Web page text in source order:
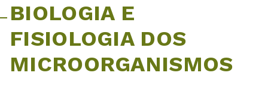
BIOLOGIA E
FISIOLOGIA DOS
MICROORGANISMOS